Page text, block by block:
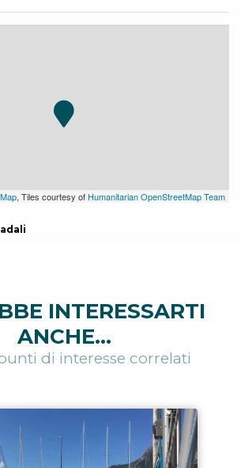
, Tiles courtesy of Humanitarian OpenStreetMap Team
INTERESSARTI
ANCHE...
di interesse correlati